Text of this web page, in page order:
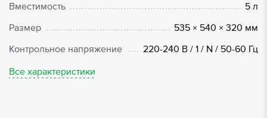
Вместимость
5 л
Размер
535 × 540 × 320 мм
Контрольное напряжение
220-240 В / 1 / N / 50-60 Гц
Все характеристики